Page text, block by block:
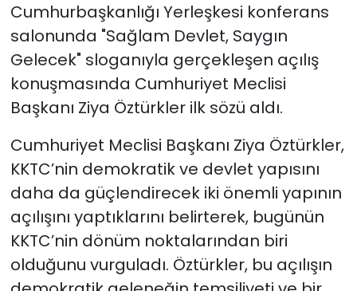
Cumhurbaşkanlığı Yerleşkesi konferans
salonunda "Sağlam Devlet, Saygın
Gelecek" sloganıyla gerçekleşen açılış
konuşmasında Cumhuriyet Meclisi
Başkanı Ziya Öztürklerilk sözü aldı.
Cumhuriyet Meclisi Başkanı Ziya Öztürkler,
KKTC’nin demokratik ve devlet yapısını
daha da güçlendirecek iki önemli yapının
açılışını yaptıklarını belirterek, bugünün
KKTC’nin dönüm noktalarından biri
olduğunu vurguladı. Öztürkler, bu açılışın
YAŞAM
Yazarlar